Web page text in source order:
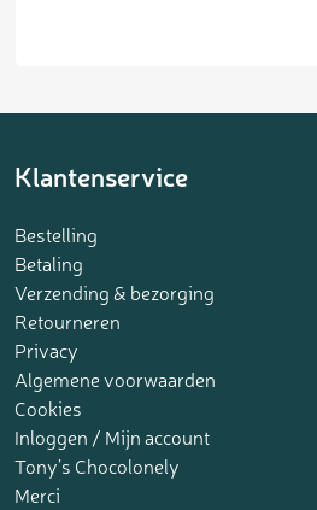
Klantenservice
Bestelling
Betaling
Verzending & bezorging
Retourneren
Privacy
Algemene voorwaarden
Cookies
Inloggen / Mijn account
Tony’s Chocolonely
Merci